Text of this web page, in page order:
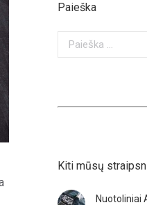
Paieška
Search:
Kiti mūsų
Nuotoliniai